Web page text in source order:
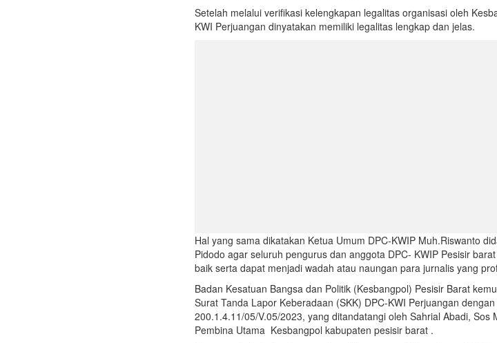
Setelah melalui verifikasi kelengkapan legalitas organisasi oleh
KWI Perjuangan dinyatakan memiliki legalitas lengkap dan jelas.
Hal yang sama dikatakan Ketua Umum DPC-KWIP Muh.Riswanto
Pidodo agar seluruh pengurus dan anggota DPC- KWIP Pesisir
baik serta dapat menjadi wadah atau naungan para jurnalis yang
Badan Kesatuan Bangsa dan Politik (Kesbangpol) Pesisir Barat
Surat Tanda Lapor Keberadaan (SKK) DPC-KWI Perjuangan
200.1.4.11/05/V.05/2023, yang ditandatangi oleh Sahrial Abadi, Sos
Pembina Utama Kesbangpol kabupaten pesisir barat .